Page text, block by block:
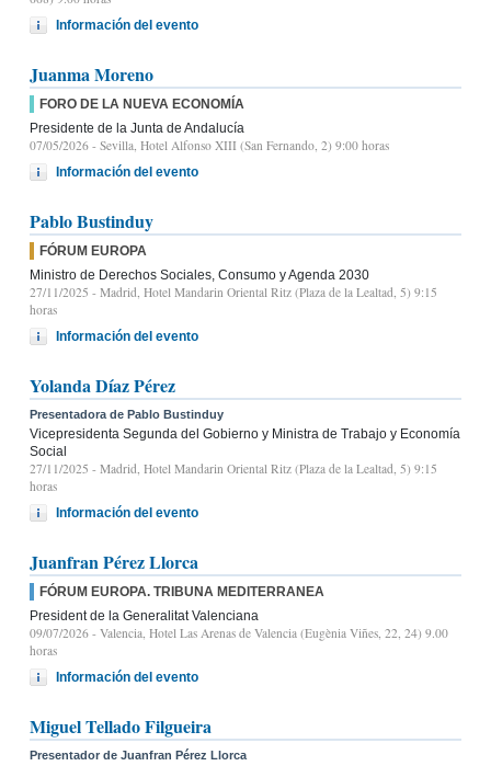
Información del evento
Juanma Moreno
FORO DE LA NUEVA ECONOMÍA
Presidente de la Junta de Andalucía
07/05/2026 - Sevilla, Hotel Alfonso XIII (San Fernando, 2) 9:00 horas
Información del evento
Pablo Bustinduy
FÓRUM EUROPA
Ministro de Derechos Sociales, Consumo y Agenda 2030
27/11/2025 - Madrid, Hotel Mandarin Oriental Ritz (Plaza de la Lealtad, 5) 9:15
horas
Información del evento
Yolanda Díaz Pérez
Presentadora de Pablo Bustinduy
Vicepresidenta Segunda del Gobierno y Ministra de Trabajo y Economía
Social
27/11/2025 - Madrid, Hotel Mandarin Oriental Ritz (Plaza de la Lealtad, 5) 9:15
horas
Información del evento
Juanfran Pérez Llorca
FÓRUM EUROPA. TRIBUNA MEDITERRANEA
President de la Generalitat Valenciana
09/07/2026 - Valencia, Hotel Las Arenas de Valencia (Eugènia Viñes, 22, 24) 9.00
horas
Información del evento
Miguel Tellado Filgueira
Presentador de Juanfran Pérez Llorca